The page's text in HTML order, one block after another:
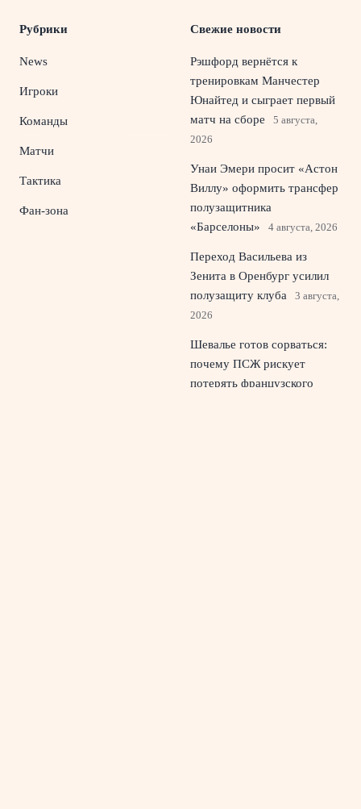
Рубрики
News
Игроки
Команды
Матчи
Тактика
Фан-зона
Свежие новости
Рэшфорд вернётся к
тренировкам Манчестер
Юнайтед и сыграет первый
матч на сборе
5 августа,
2026
Унаи Эмери просит «Астон
Виллу» оформить трансфер
полузащитника
«Барселоны»
4 августа, 2026
Переход Васильева из
Зенита в Оренбург усилил
полузащиту клуба
3 августа,
2026
Шевалье готов сорваться:
почему ПСЖ рискует
потерять французского